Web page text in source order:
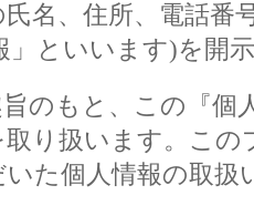
名、住所、電話番
」といいます)を開
のもと、この『個
り扱います。こ
た個人情報の取扱